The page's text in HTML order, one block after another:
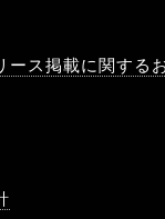
ース掲載に関する